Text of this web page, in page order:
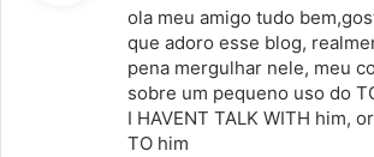
s
e
:
ola meu amigo tudo
que adoro esse blog,
pena mergulhar nele, meu
sobre um pequeno uso do
I HAVENT TALK WITH him,
TO him